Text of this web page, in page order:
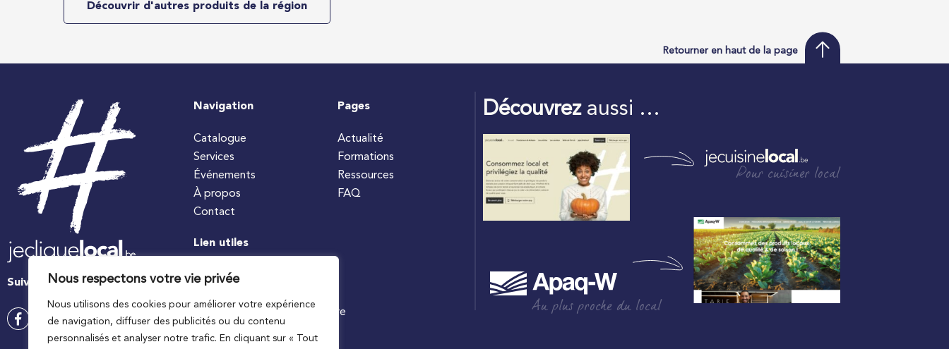
Nous respectons votre vie privée
Nous utilisons des cookies pour améliorer votre expérience
de navigation, diffuser des publicités ou du contenu
personnalisés et analyser notre trafic. En cliquant sur « Tout
Découvrir d'autres produits de la région
Retourner en haut de la page
Suivez-nous
Navigation
Catalogue
Services
Événements
À propos
Contact
Pages
Actualité
Formations
Ressources
FAQ
Lien utiles
#jecuisinelocal
Ministre wallon de l’agriculture
Découvrezaussi …
Pour cuisiner local
Au plus proche du local